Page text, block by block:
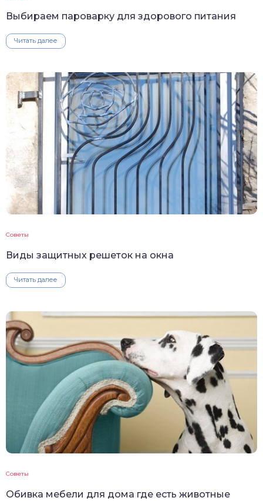
Выбираем пароварку для здорового питания
Читать далее
Советы
Виды защитных решеток на окна
Читать далее
Советы
Обивка мебели для дома где есть животные